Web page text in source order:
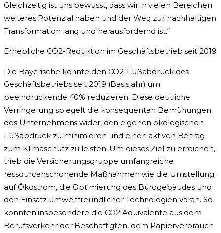
Gleichzeitig ist uns bewusst, dass wir in vielen Bereichen
weiteres Potenzial haben und der Weg zur nachhaltigen
Transformation lang und herausfordernd ist.“
Erhebliche CO2-Reduktion im Geschäftsbetrieb seit 2019
Die Bayerische konnte den CO2-Fußabdruck des
Geschäftsbetriebs seit 2019 (Basisjahr) um
beeindruckende 40% reduzieren. Diese deutliche
Verringerung spiegelt die konsequenten Bemühungen
des Unternehmens wider, den eigenen ökologischen
Fußabdruck zu minimieren und einen aktiven Beitrag
zum Klimaschutz zu leisten. Um dieses Ziel zu erreichen,
trieb die Versicherungsgruppe umfangreiche
ressourcenschonende Maßnahmen wie die Umstellung
auf Ökostrom, die Optimierung des Bürogebäudes und
den Einsatz umweltfreundlicher Technologien voran. So
konnten insbesondere die CO2 Äquivalente aus dem
Berufsverkehr der Beschäftigten, dem Papierverbrauch